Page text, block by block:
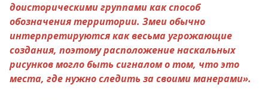
доисторическими группами как способ
обозначения территории. Змеи обычно
интерпретируются как весьма угрожающие
создания, поэтому расположение наскальных
рисунков могло быть сигналом о том, что это
места, где нужно следить за своими манерами».